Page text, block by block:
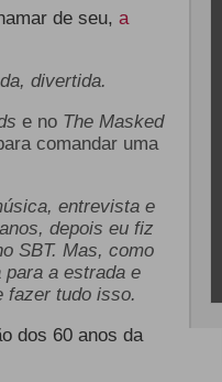
de seu, a
divertida.
e no The Masked
comandar uma
entrevista e
depois eu fiz
SBT. Mas, como
a estrada e
fazer tudo isso.
dos 60 anos da